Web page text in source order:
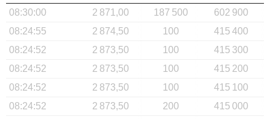
08:30:00
2 871,00 187 500
602 900
08:24:55
2 874,50 100
415 400
08:24:52
2 873,50 100
415 300
08:24:52
2 873,50 100
415 200
08:24:52
2 873,50 100
415 100
08:24:52
2 873,50 200
415 000